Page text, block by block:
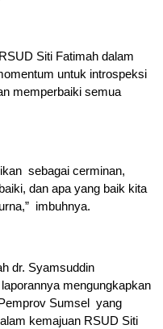
Siti Fatimah dalam
untuk introspeksi
memperbaiki semua
sebagai cerminan,
dan apa yang baik kita
imbuhnya.
dr. Syamsuddin
mengungkapkan
Sumsel yang
kemajuan RSUD Siti